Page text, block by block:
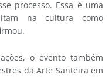
processo. Essa é uma
na cultura como
o evento também
da Arte Santeira em